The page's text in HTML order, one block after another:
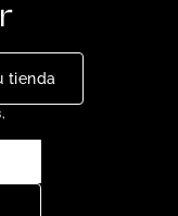
tienda